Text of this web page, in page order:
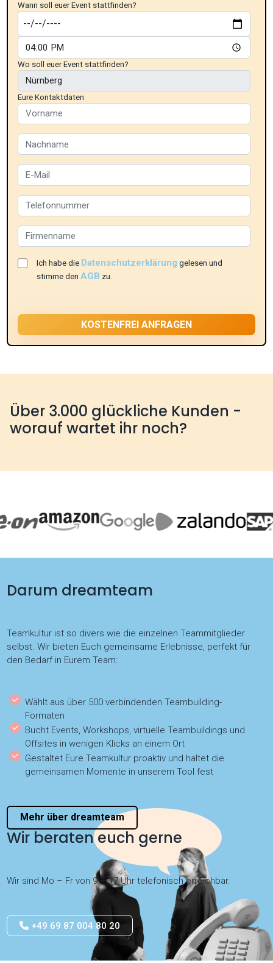
Wann soll euer Event stattfinden?
Wo soll euer Event stattfinden?
Eure Kontaktdaten
Ich habe die Datenschutzerklärung gelesen und
stimme denAGB zu.
Über 3.000 glückliche Kunden -
worauf wartet ihr noch?
Darum dreamteam
Teamkultur ist so divers wie die einzelnen Teammitglieder
selbst. Wir bieten Euch gemeinsame Erlebnisse, perfekt für
den Bedarf in Eurem Team:
Wählt aus über 500 verbindenden Teambuilding-
Formaten
Bucht Events, Workshops, virtuelle Teambuildings und
Offsites in wenigen Klicks an einem Ort
Gestaltet Eure Teamkultur proaktiv und haltet die
gemeinsamen Momente in unserem Tool fest
Mehr über dreamteam
Wir beraten euch gerne
Wir sind Mo – Fr von 9 – 17 Uhr telefonisch erreichbar.
+49 69 87 004 80 20